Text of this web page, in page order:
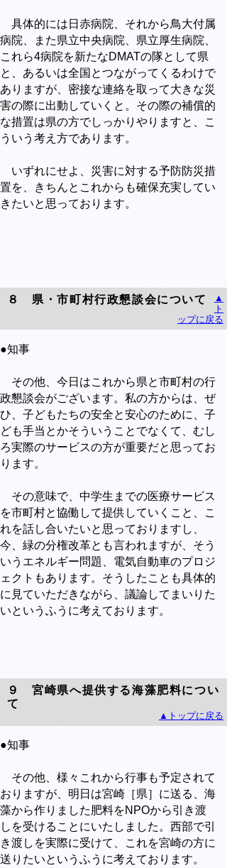
具体的には日赤病院、それから鳥大付属
病院、また県立中央病院、県立厚生病院、
これら4病院を新たなDMATの隊として県
と、あるいは全国とつながってくるわけで
ありますが、密接な連絡を取って大きな災
害の際に出動していくと。その際の補償的
な措置は県の方でしっかりやりますと、こ
ういう考え方であります。
いずれにせよ、災害に対する予防防災措
置を、きちんとこれからも確保充実してい
きたいと思っております。
８ 県・市町村行政懇談会について
▲
ト
ップに戻る
●知事
その他、今日はこれから県と市町村の行
政懇談会がございます。私の方からは、ぜ
ひ、子どもたちの安全と安心のために、子
ども手当とかそういうことでなくて、むし
ろ実際のサービスの方が重要だと思ってお
ります。
その意味で、中学生までの医療サービス
を市町村と協働して提供していくこと、こ
れを話し合いたいと思っておりますし、
今、緑の分権改革とも言われますが、そう
いうエネルギー問題、電気自動車のプロジ
ェクトもあります。そうしたことも具体的
に見ていただきながら、議論してまいりた
いというふうに考えております。
９ 宮崎県へ提供する海藻肥料につい
て
▲トップに戻る
●知事
その他、様々これから行事も予定されて
おりますが、明日は宮崎［県］に送る、海
藻から作りました肥料をNPOから引き渡
しを受けることにいたしました。西部で引
き渡しを実際に受けて、これを宮崎の方に
送りたいというふうに考えております。